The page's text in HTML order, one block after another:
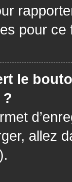
pour ce
le
?
allez